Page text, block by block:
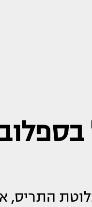
התריס,